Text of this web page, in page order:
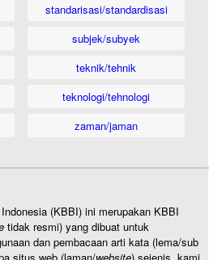
standarisasi/standardisasi
subjek/subyek
teknik/tehnik
teknologi/tehnologi
zaman/jaman
(KBBI) ini merupakan KBBI
tidak resmi) yang dibuat untuk
dan pembacaan arti kata (lema/sub